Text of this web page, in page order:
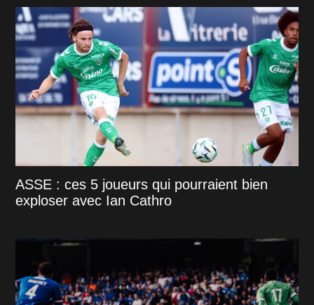
ASSE : ces 5 joueurs qui pourraient bien
exploser avec Ian Cathro